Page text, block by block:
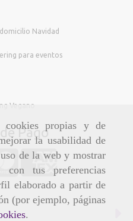
propias y de
la usabilidad de
de la web y mostrar
con tus preferencias
elaborado a partir de
(por ejemplo, páginas
.
Navidad
para eventos
Vegano
Pago